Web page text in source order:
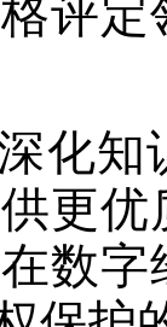
评
化
更
数